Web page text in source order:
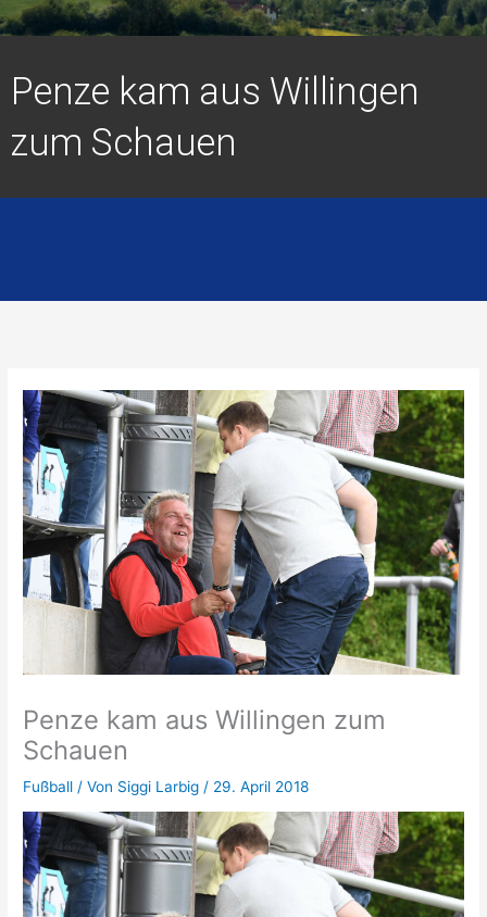
Penze kam aus Willingen
zum Schauen
Penze kam aus Willingen zum
Schauen
Fußball / Von Siggi Larbig / 29. April 2018